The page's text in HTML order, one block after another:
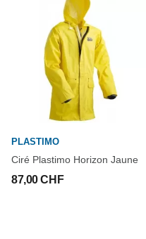
PLASTIMO
Ciré Plastimo Horizon Jaune
87,00 CHF